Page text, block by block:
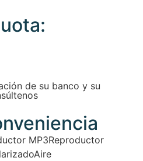
de su banco y su
MP3Reproductor
Aire